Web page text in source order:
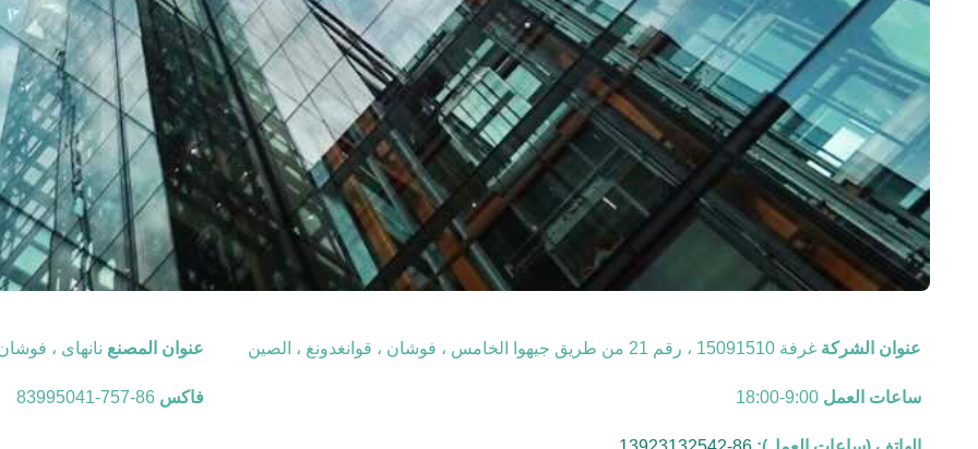
عنوان الشركة غرفة 15091510 ، رقم 21 من طريق جيهوا الخامس ، فوشان ، قوانغدونغ ، الصين عنوان المصنع نانهاى ،
ساعات العمل 9:00-18:00 فاكس 86-757-83995041